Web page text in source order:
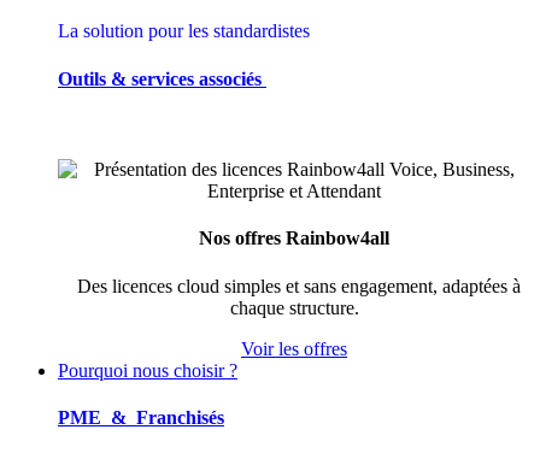
La solution pour les standardistes
Outils & services associés
Nos offres Rainbow4all
Des licences cloud simples et sans engagement, adaptées à
chaque structure.
Voir les offres
Pourquoi nous choisir ?
PME & Franchisés